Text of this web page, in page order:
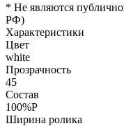
* Не являются
РФ)
Характеристики
Цвет
white
Прозрачность
45
Состав
100%P
Ширина ролика